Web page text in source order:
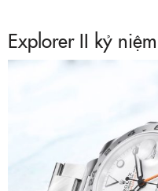
Explorer II kỷ